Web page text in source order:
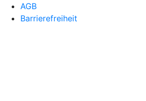
AGB
Barrierefreiheit